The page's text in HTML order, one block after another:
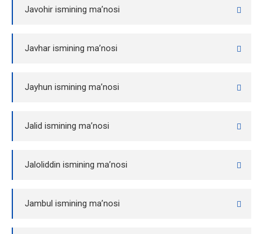
Javohir ismining ma’nosi
Javhar ismining ma’nosi
Jayhun ismining ma’nosi
Jalid ismining ma’nosi
Jaloliddin ismining ma’nosi
Jambul ismining ma’nosi